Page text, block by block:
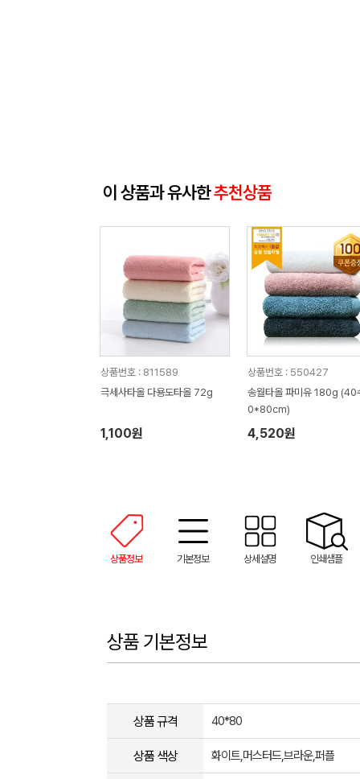
이 상품과 유사한추천상품
상품번호 : 811589
극세사타올 다용도타올 72g
1,100원
상품번호 : 550427
송월타올 파미유 180g (40
0*80cm)
4,520원
상품정보 기본정보 상세설명 인쇄샘플
상품 기본정보
상품 규격 40*80
상품 색상 화이트,머스터드,브라운,퍼플